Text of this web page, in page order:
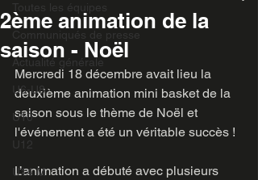
Toutes les équipes
Communiqués de presse
Actualité générale
U6-U8
U10
U12
U14 M
2ème animation de la
saison - Noël
Mercredi 18 décembre avait lieu la
deuxième animation mini basket de la
saison sous le thème de Noël et
l'événement a été un véritable succès !
L’animation a débuté avec plusieurs